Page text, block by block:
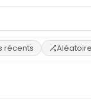
récents Aléatoire